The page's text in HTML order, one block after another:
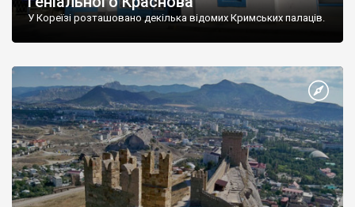
У Кореїзі розташовано декілька відомих Кримських палаців.